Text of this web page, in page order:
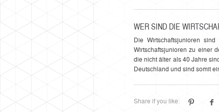
WER SIND DIE
Die Wirtschaftsjunioren
Wirtschaftsjunioren zu einer
die nicht älter als 40 Jahre
Deutschland und sind somit
Share if you like: